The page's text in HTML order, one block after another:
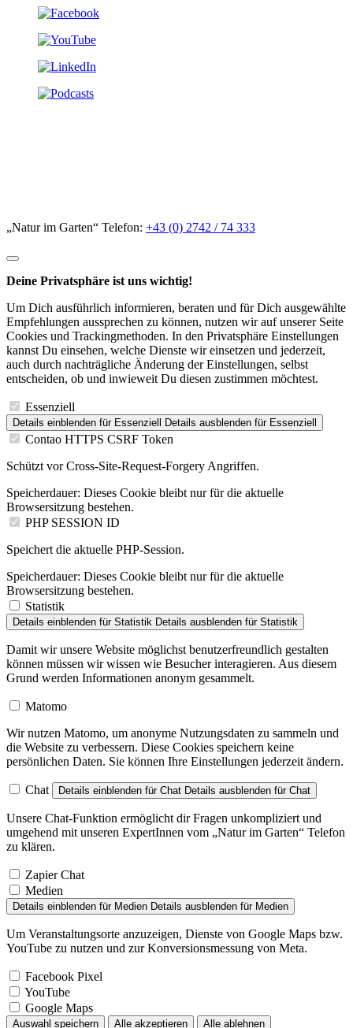
„Natur im Garten“ Telefon: +43 (0) 2742 / 74 333
Deine Privatsphäre ist uns wichtig!
Um Dich ausführlich informieren, beraten und für Dich ausgewählte
Empfehlungen aussprechen zu können, nutzen wir auf unserer Seite
Cookies und Trackingmethoden. In den Privatsphäre Einstellungen
kannst Du einsehen, welche Dienste wir einsetzen und jederzeit,
auch durch nachträgliche Änderung der Einstellungen, selbst
entscheiden, ob und inwieweit Du diesen zustimmen möchtest.
Essenziell
Details einblenden für Essenziell Details ausblenden für Essenziell
Contao HTTPS CSRF Token
Schützt vor Cross-Site-Request-Forgery Angriffen.
Speicherdauer: Dieses Cookie bleibt nur für die aktuelle
Browsersitzung bestehen.
PHP SESSION ID
Speichert die aktuelle PHP-Session.
Speicherdauer: Dieses Cookie bleibt nur für die aktuelle
Browsersitzung bestehen.
Statistik
Details einblenden für Statistik Details ausblenden für Statistik
Damit wir unsere Website möglichst benutzerfreundlich gestalten
können müssen wir wissen wie Besucher interagieren. Aus diesem
Grund werden Informationen anonym gesammelt.
Matomo
Wir nutzen Matomo, um anonyme Nutzungsdaten zu sammeln und
die Website zu verbessern. Diese Cookies speichern keine
persönlichen Daten. Sie können Ihre Einstellungen jederzeit ändern.
Chat Details einblenden für Chat Details ausblenden für Chat
Unsere Chat-Funktion ermöglicht dir Fragen unkompliziert und
umgehend mit unseren ExpertInnen vom „Natur im Garten“ Telefon
zu klären.
Zapier Chat
Medien
Details einblenden für Medien Details ausblenden für Medien
Um Veranstaltungsorte anzuzeigen, Dienste von Google Maps bzw.
YouTube zu nutzen und zur Konversionsmessung von Meta.
Facebook Pixel
YouTube
Google Maps
Auswahl speichern Alle akzeptieren Alle ablehnen